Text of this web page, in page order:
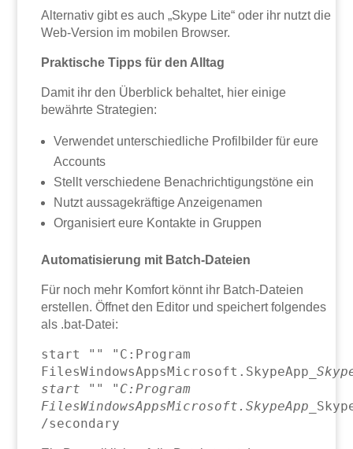
Alternativ gibt es auch „Skype Lite“ oder ihr nutzt die
Web-Version im mobilen Browser.
Praktische Tipps für den Alltag
Damit ihr den Überblick behaltet, hier einige
bewährte Strategien:
Verwendet unterschiedliche Profilbilder für eure
Accounts
Stellt verschiedene Benachrichtigungstöne ein
Nutzt aussagekräftige Anzeigenamen
Organisiert eure Kontakte in Gruppen
Automatisierung mit Batch-Dateien
Für noch mehr Komfort könnt ihr Batch-Dateien
erstellen. Öffnet den Editor und speichert folgendes
als .bat-Datei:
start "" "C:Program
FilesWindowsAppsMicrosoft.SkypeApp_
start "" "C:Program
FilesWindowsAppsMicrosoft.SkypeApp_
/secondary